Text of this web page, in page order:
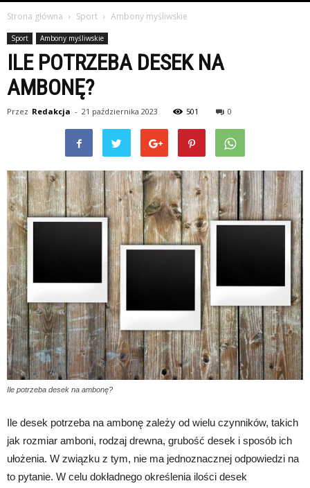
Strona główna Sport Ambony myśliwskie
Sport Ambony myśliwskie
ILE POTRZEBA DESEK NA
AMBONĘ?
Przez Redakcja - 21 października 2023 501 0
Ile potrzeba desek na ambonę?
Ile desek potrzeba na ambonę zależy od wielu czynników, takich
jak rozmiar amboni, rodzaj drewna, grubość desek i sposób ich
ułożenia. W związku z tym, nie ma jednoznacznej odpowiedzi na
to pytanie. W celu dokładnego określenia ilości desek